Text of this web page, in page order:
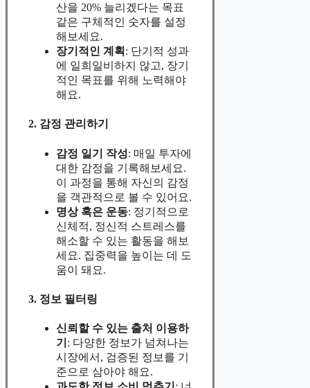
산을 20% 늘리겠다는 목표
같은 구체적인 숫자를 설정
해보세요.
장기적인 계획 : 단기적 성과
에 일희일비하지 않고, 장기
적인 목표를 위해 노력해야
해요.
2. 감정 관리하기
감정 일기 작성: 매일 투자에
대한 감정을 기록해보세요.
이 과정을 통해 자신의 감정
을 객관적으로 볼 수 있어요.
명상 혹은 운동: 정기적으로
신체적, 정신적 스트레스를
해소할 수 있는 활동을 해보
세요. 집중력을 높이는 데 도
움이 돼요.
3. 정보 필터링
신뢰할 수 있는 출처 이용하
기 : 다양한 정보가 넘쳐나는
시장에서, 검증된 정보를 기
준으로 삼아야 해요.